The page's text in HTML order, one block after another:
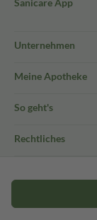
Sanicare App
Unternehmen
Meine Apotheke
So geht's
Rechtliches